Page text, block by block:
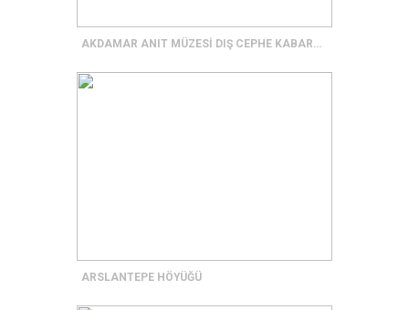
AKDAMAR ANIT MÜZESİ DIŞ CEPHE KABARTMALARI
ARSLANTEPE HÖYÜĞÜ